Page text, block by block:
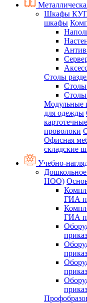
Шкафы
шкафы
Столы
Столы
Столы
Модульные
для одежды
картотечные
проволоки
Офисная
складские
Учебно-
Дошкольное
НОО)
ГИА
ГИА